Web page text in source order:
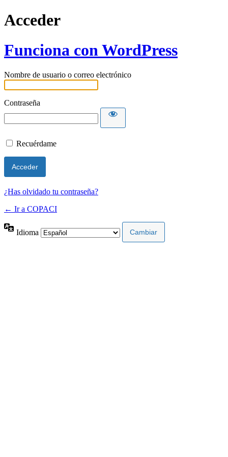
Acceder
Funciona con WordPress
Nombre de usuario o correo electrónico
Contraseña
Recuérdame
¿Has olvidado tu contraseña?
← Ir a COPACI
Idioma